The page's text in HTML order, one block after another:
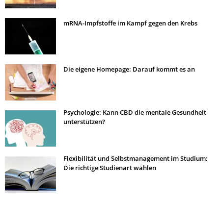
mRNA-Impfstoffe im Kampf gegen den Krebs
Die eigene Homepage: Darauf kommt es an
Psychologie: Kann CBD die mentale Gesundheit
unterstützen?
Flexibilität und Selbstmanagement im Studium:
Die richtige Studienart wählen